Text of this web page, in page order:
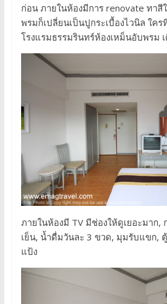
ก่อน ภายในห้องมีการ renovate ทา
พรมก็เปลี่ยนเป็นปูกระเบื้องไวนิล ใคร
โรงแรมธรรมรินทร์ห้องเหม็นอับพรม
ภายในห้องมี TV มีช่องให้ดูเยอะมาก
เย็น, น้ำดื่มวันละ 3 ขวด, มุมรับแขก, ตู้
แป้ง